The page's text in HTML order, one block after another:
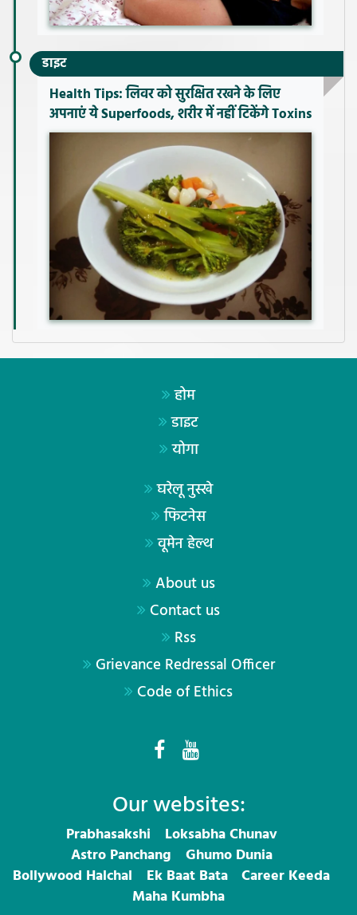
डाइट
Health Tips: लिवर को सुरक्षित रखने के लिए
अपनाएं ये Superfoods, शरीर में नहीं टिकेंगे Toxins
होम
डाइट
योगा
घरेलू नुस्खे
फिटनेस
वूमेन हेल्थ
About us
Contact us
Rss
Grievance Redressal Officer
Code of Ethics
Our websites:
Prabhasakshi
Loksabha Chunav
Astro Panchang
Ghumo Dunia
Bollywood Halchal
Ek Baat Bata
Career Keeda
Maha Kumbha